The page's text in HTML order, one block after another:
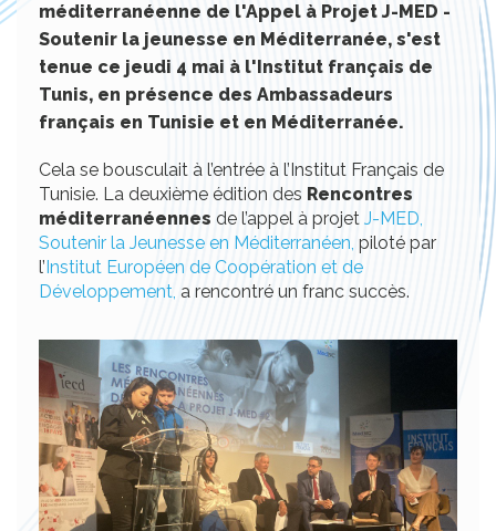
méditerranéenne de l'Appel à Projet J-MED -
Soutenir la jeunesse en Méditerranée, s'est
tenue ce jeudi 4 mai à l'Institut français de
Tunis, en présence des Ambassadeurs
français en Tunisie et en Méditerranée.
Cela se bousculait à l’entrée à l’Institut Français de
Tunisie. La deuxième édition des Rencontres
méditerranéennes de l’appel à projet J-MED,
Soutenir la Jeunesse en Méditerranéen, piloté par
l’ Institut Européen de Coopération et de
Développement, a rencontré un franc succès.